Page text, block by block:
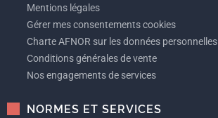
Mentions légales
Gérer mes consentements cookies
Charte AFNOR sur les données personnelles
Conditions générales de vente
Nos engagements de services
NORMES ET SERVICES